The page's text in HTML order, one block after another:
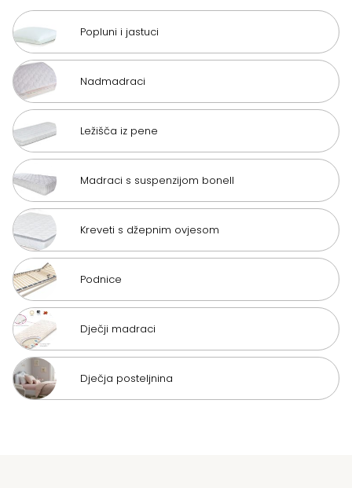
Popluni i jastuci
Nadmadraci
Ležišča iz pene
Madraci s suspenzijom bonell
Kreveti s džepnim ovjesom
Podnice
Dječji madraci
Dječja posteljnina